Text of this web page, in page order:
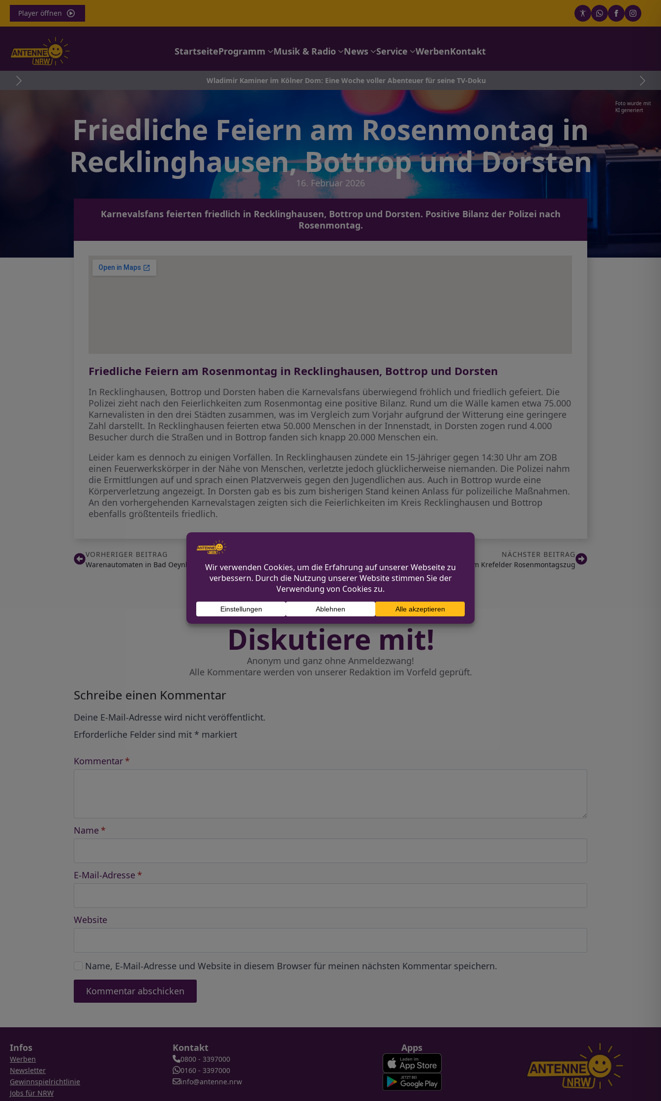
Player öffnen
StartseiteProgramm Musik & Radio News Service WerbenKontakt
Wladimir Kaminer im Kölner Dom: Eine Woche voller Abenteuer für seine TV-Doku
Foto wurde mit
KI generiert
Friedliche Feiern am Rosenmontag in
Recklinghausen, Bottrop und Dorsten
16. Februar 2026
Karnevalsfans feierten friedlich in Recklinghausen, Bottrop und Dorsten. Positive Bilanz der Polizei nach
Rosenmontag.
Friedliche Feiern am Rosenmontag in Recklinghausen, Bottrop und Dorsten
In Recklinghausen, Bottrop und Dorsten haben die Karnevalsfans überwiegend fröhlich und friedlich gefeiert. Die
Polizei zieht nach den Feierlichkeiten zum Rosenmontag eine positive Bilanz. Rund um die Wälle kamen etwa 75.000
Karnevalisten in den drei Städten zusammen, was im Vergleich zum Vorjahr aufgrund der Witterung eine geringere
Zahl darstellt. In Recklinghausen feierten etwa 50.000 Menschen in der Innenstadt, in Dorsten zogen rund 4.000
Besucher durch die Straßen und in Bottrop fanden sich knapp 20.000 Menschen ein.
Leider kam es dennoch zu einigen Vorfällen. In Recklinghausen zündete ein 15-Jähriger gegen 14:30 Uhr am ZOB
einen Feuerwerkskörper in der Nähe von Menschen, verletzte jedoch glücklicherweise niemanden. Die Polizei nahm
die Ermittlungen auf und sprach einen Platzverweis gegen den Jugendlichen aus. Auch in Bottrop wurde eine
Körperverletzung angezeigt. In Dorsten gab es bis zum bisherigen Stand keinen Anlass für polizeiliche Maßnahmen.
An den vorhergehenden Karnevalstagen zeigten sich die Feierlichkeiten im Kreis Recklinghausen und Bottrop
ebenfalls größtenteils friedlich.
VORHERIGER BEITRAG
Warenautomaten in Bad Oeynhausen beschädigt
NÄCHSTER BEITRAG
Karnevalsbilanz zum Krefelder Rosenmontagszug
Diskutiere mit!
Anonym und ganz ohne Anmeldezwang!
Alle Kommentare werden von unserer Redaktion im Vorfeld geprüft.
Schreibe einen Kommentar
Deine E-Mail-Adresse wird nicht veröffentlicht.
Erforderliche Felder sind mit * markiert
Kommentar *
Name *
E-Mail-Adresse *
Website
Name, E-Mail-Adresse und Website in diesem Browser für meinen nächsten Kommentar speichern.
Infos
Werben
Newsletter
Gewinnspielrichtlinie
Jobs für NRW
Kontakt
0800 - 3397000
0160 - 3397000
info@antenne.nrw
Apps